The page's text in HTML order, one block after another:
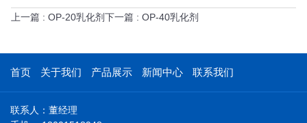
上一篇 : OP-20乳化剂下一篇 : OP-40乳化剂
首页 关于我们 产品展示 新闻中心 联系我们
联系人：董经理